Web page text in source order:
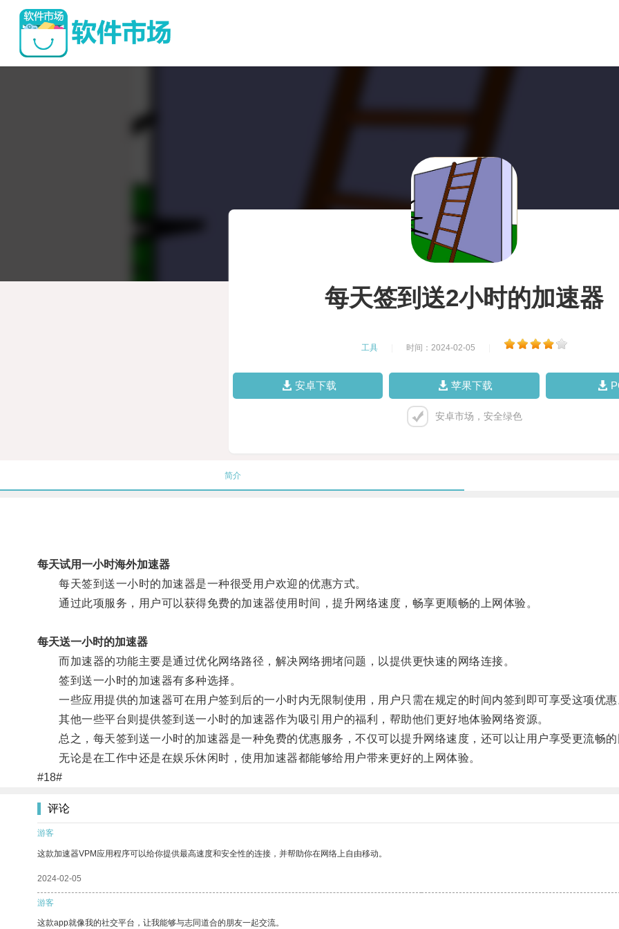
每天签到送2小时的加速器
工具 时间：2024-02-05
安卓下载 苹果下载
安卓市场，安全绿色
简介
每天试用一小时海外加速器
每天签到送一小时的加速器是一种很受用户欢迎的优惠方式。
通过此项服务，用户可以获得免费的加速器使用时间，提升网络速度，畅享更顺畅的上网体验。
每天送一小时的加速器
而加速器的功能主要是通过优化网络路径，解决网络拥堵问题，以提供更快速的网络连接。
签到送一小时的加速器有多种选择。
一些应用提供的加速器可在用户签到后的一小时内无限制使用，用户只需在规定的时间内签到即可享受这项优惠
其他一些平台则提供签到送一小时的加速器作为吸引用户的福利，帮助他们更好地体验网络资源。
总之，每天签到送一小时的加速器是一种免费的优惠服务，不仅可以提升网络速度，还可以让用户享受更流畅的
无论是在工作中还是在娱乐休闲时，使用加速器都能够给用户带来更好的上网体验。
#18#
评论
游客
这款加速器VPM应用程序可以给你提供最高速度和安全性的连接，并帮助你在网络上自由移动。
2024-02-05
游客
这款app就像我的社交平台，让我能够与志同道合的朋友一起交流。